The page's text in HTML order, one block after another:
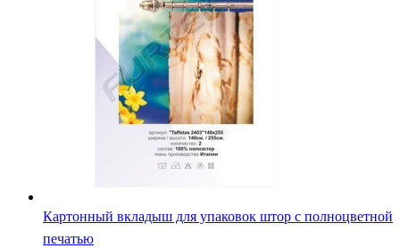
Картонный вкладыш для упаковок штор с полноцветной
печатью